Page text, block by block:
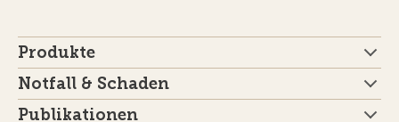
Produkte
Notfall & Schaden
Publikationen